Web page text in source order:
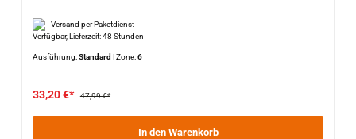
Versand per Paketdienst
Verfügbar, Lieferzeit: 48 Stunden
Ausführung:Standard |Zone:6
33,20 €* 47,99 €*
In den Warenkorb